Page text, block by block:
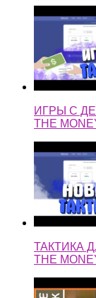
ИГРЫ С
THE
ТАКТИКА
THE